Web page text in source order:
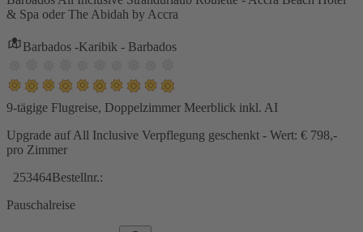
& Spa oder The Abidah by Accra
Barbados -Karibik - Barbados
9-tägige Flugreise, Doppelzimmer Meerblick inkl. AI
Upgrade auf All Inclusive Verpflegung geschenkt - Wert: € 798,-
pro Zimmer
253464Bestellnr.:
Pauschalreise